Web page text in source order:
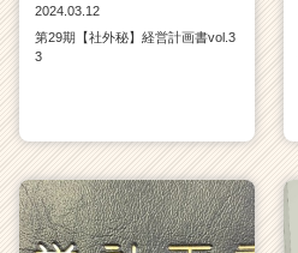
2024.03.12
第29期【社外秘】経営計画書vol.3
3